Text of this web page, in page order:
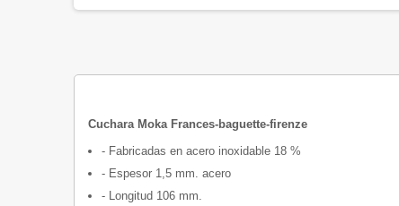
Cuchara Moka Frances-baguette-firenze
- Fabricadas en acero inoxidable 18 %
- Espesor 1,5 mm. acero
- Longitud 106 mm.